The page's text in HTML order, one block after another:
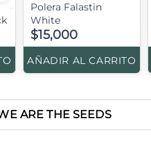
Polera Falastin
White
$15,000
AÑADIR AL CARRITO
ARE THE SEEDS